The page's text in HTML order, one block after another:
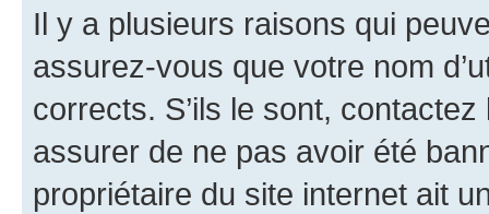
Il y a plusieurs raisons qui
assurez-vous que votre nom
corrects. S’ils le sont,
assurer de ne pas avoir été
propriétaire du site internet ait